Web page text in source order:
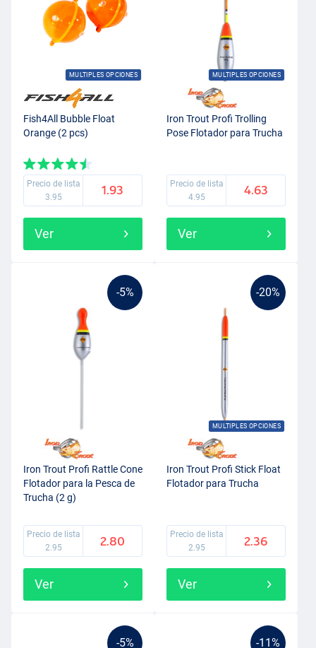
MULTIPLES OPCIONES
Fish4All Bubble Float
Orange (2 pcs)
Precio de lista
3.95
1.93
Ver
MULTIPLES OPCIONES
Iron Trout Profi Trolling
Pose Flotador para Trucha
Precio de lista
4.95
4.63
Ver
-5%
Iron Trout Profi Rattle Cone
Flotador para la Pesca de
Trucha (2 g)
Precio de lista
2.95
2.80
Ver
-20%
MULTIPLES OPCIONES
Iron Trout Profi Stick Float
Flotador para Trucha
Precio de lista
2.95
2.36
Ver
-5% -11%